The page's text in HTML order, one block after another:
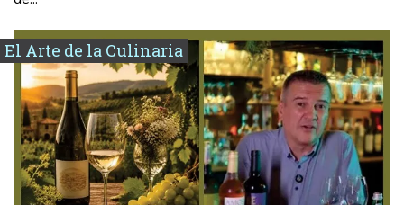
El Arte de la Culinaria